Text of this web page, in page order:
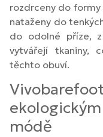
rozdrceny do formy
nataženy do
do odolné příze,
vytvářejí tkaniny,
těchto obuví.
módě